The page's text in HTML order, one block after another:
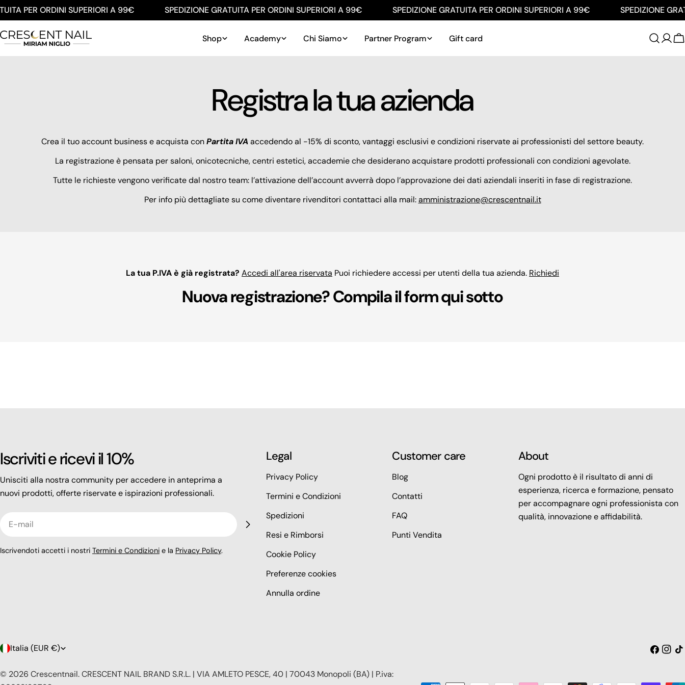
Salta
al
contenuto
PER ORDINI SUPERIORI A 99€ SPEDIZIONE GRATUITA PER ORDINI SUPERIORI A 99€ SPEDIZIONE GRATUITA PER ORDINI SUPERIORI A 99€ SPEDIZIONE
Shop Academy Chi Siamo Partner Program Gift card
Registra la tua azienda
Crea il tuo account business e acquista conPartita IVAaccedendo al -15% di sconto, vantaggi esclusivi e condizioni riservate ai professionisti del settore beauty.
La registrazione è pensata per saloni, onicotecniche, centri estetici, accademie che desiderano acquistare prodotti professionali con condizioni agevolate.
Tutte le richieste vengono verificate dal nostro team: l’attivazione dell’account avverrà dopo l’approvazione dei dati aziendali inseriti in fase di registrazione.
Per info più dettagliate su come diventare rivenditori contattaci alla mail:amministrazione@crescentnail.it
La tua P.IVA è già registrata? Accedi all'area riservata Puoi richiedere accessi per utenti della tua azienda. Richiedi
Nuova registrazione? Compila il form qui sotto
Iscriviti e ricevi il 10%
Unisciti alla nostra community per accedere in anteprima a
nuovi prodotti, offerte riservate e ispirazioni professionali.
Iscrivendoti accetti i nostri Termini e Condizioni e la Privacy Policy.
Legal
Privacy Policy
Termini e Condizioni
Spedizioni
Resi e Rimborsi
Cookie Policy
Preferenze cookies
Annulla ordine
Customer care
Blog
Contatti
FAQ
Punti Vendita
About
Ogni prodotto è il risultato di anni di
esperienza, ricerca e formazione, pensato
per accompagnare ogni professionista con
qualità, innovazione e affidabilità.
P
a
Italia (EUR €) Facebook
Tic
© 2026 Crescentnail.CRESCENT NAIL BRAND S.R.L. | VIA AMLETO PESCE, 40 | 70043 Monopoli (BA) | P.iva: